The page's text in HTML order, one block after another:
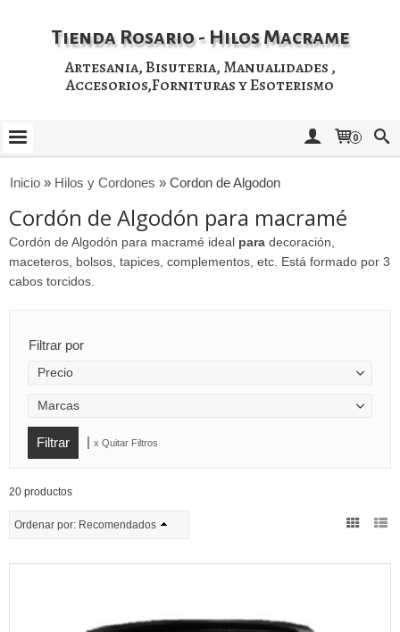
Tienda Rosario - Hilos Macrame
Artesania, Bisuteria, Manualidades ,
Accesorios,Fornituras y Esoterismo
0
Inicio » Hilos y Cordones » Cordon de Algodon
Cordón de Algodón para macramé
Cordón de Algodón para macramé ideal para decoración,
maceteros, bolsos, tapices, complementos, etc. Está formado por 3
cabos torcidos.
Filtrar por
Precio
Marcas
| x Quitar Filtros
20 productos
Ordenar por: Recomendados